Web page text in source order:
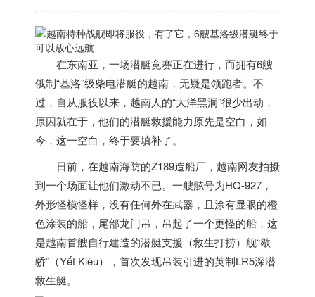
在东南亚，一场潜艇竞赛正在进行，而拥有6艘
俄制“基洛”级柴电潜艇的越南 ，无疑是领跑者。不
过，自从服役以来， 越南人的“大洋黑洞”很少出动，
原因就在于，他们的潜艇救援能力原先是空白，如
今，这一空白，终于要填补了。
日前，在越南海防的Z189造船厂， 越南网友拍摄
到一个场面让他们激动不已。一艘舷号为HQ-927，
外形怪模怪样，没有任何外在武器，且涂有显眼的橙
色涂装的船，尾部龙门吊，吊起了一个更怪的船，这
是越南首艘自行建造的潜艇支援（救生打捞）舰“歇
骄”（Yết Kiêu），首次发现吊装引进的英制LR5深潜
救生艇。